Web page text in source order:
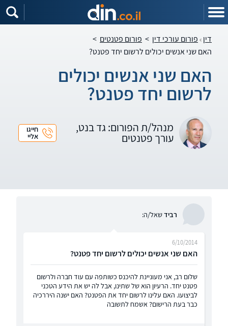
דין פורום עורכי דין > פורום פטנטים >
האם שני אנשים יכולים לרשום יחד פטנט?
האם שני אנשים יכולים
לרשום יחד פטנט?
מנהל/ת הפורום: גד בנט,
עורך פטנטים
חייגו
אליי
רבידשאל/ה:
האם שני אנשים יכולים לרשום יחד פטנט?
6/10/2014
שלום רב, אני מעוניינת להיכנס כשותפה עם עוד חברה ולרשום
פטנט יחד. הרעיון הוא של שתינו, אבל לה יש את הידע הטכני
לביצועו. האם עלינו לרשום יחד את הפטנט? האם ישנה היררכיה
כבר בעת הרישום? אשמח לתשובה